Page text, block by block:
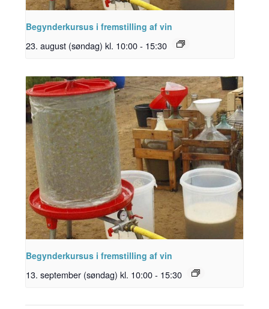
Begynderkursus i fremstilling af vin
23. august (søndag) kl. 10:00 - 15:30
Begynderkursus i fremstilling af vin
13. september (søndag) kl. 10:00 - 15:30